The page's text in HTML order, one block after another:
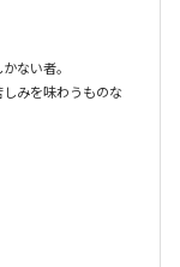
ない者。
みを味わうものな